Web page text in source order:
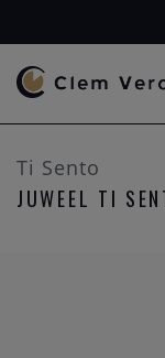
Ti Sento
JUWEEL TI